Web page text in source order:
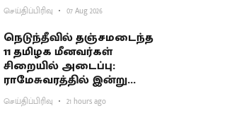
செய்திப்பிரிவு 07 Aug 2026
நெடுந்தீவில் தஞ்சமடைந்த
11 தமிழக மீனவர்கள்
சிறையில் அடைப்பு:
ராமேசுவரத்தில் இன்று
வேலைநிறுத்தம்
செய்திப்பிரிவு 21 hours ago